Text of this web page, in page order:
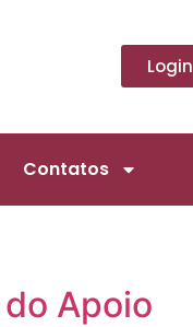
Login
Contatos
Apoio